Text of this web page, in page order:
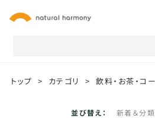
トップ > カテゴリ > 飲料・お茶・コ
並び替え： 新着＆分